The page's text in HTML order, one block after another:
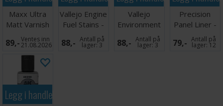
Maxx Ultra
Matt Varnish
60ml
89,-Ventes inn
21.08.2026
Vallejo Engine
Fuel Stains -
40ml
88,- Antall på
lager:3
Vallejo
Environment
Slimy Grime
Dark
88,- Antall på
lager:3
Precision
Panel Liner -
Fresh Rush
30ml
79,- Antall på
lager: 12
Legg i handlekurven